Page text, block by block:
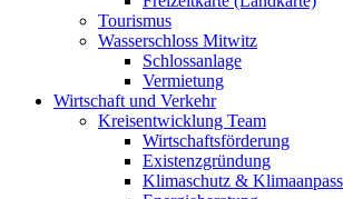
Tourismus
Wasserschloss Mitwitz
Schlossanlage
Vermietung
Wirtschaft und Verkehr
Kreisentwicklung Team
Wirtschaftsförderung
Existenzgründung
Klimaschutz &